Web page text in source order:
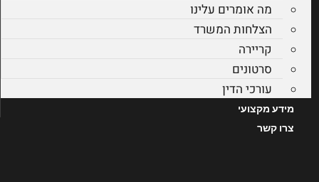
מה אומרים עלינו
הצלחות המשרד
קריירה
סרטונים
עורכי הדין
מידע מקצועי
צרו קשר